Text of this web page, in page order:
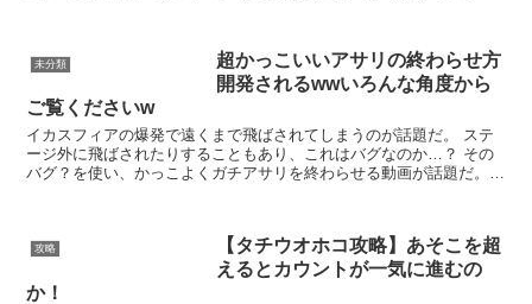
未分類
超かっこいいアサリの終わらせ方
開発されるwwいろんな角度から
ご覧くださいw
イカスフィアの爆発で遠くまで飛ばされてしまうのが話題だ。 ステ
ージ外に飛ばされたりすることもあり、これはバグなのか…？ その
バグ？を使い、かっこよくガチアサリを終わらせる動画が話題だ。
攻略
【タチウオホコ攻略】あそこを超
えるとカウントが一気に進むの
か！